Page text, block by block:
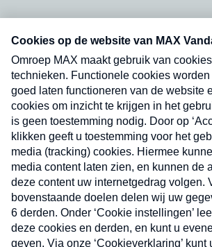
Neem hier een gratis abonnement
nieuwsbrief. Elke vrijdag- en
uw mailbox.
Nieuwsbrief